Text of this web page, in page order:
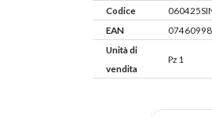
Codice
EAN
Unità di
vendita
Pz 1